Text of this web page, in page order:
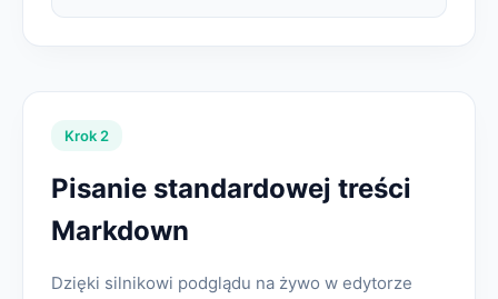
Krok 2
Pisanie standardowej treści
Markdown
Dzięki silnikowi podglądu na żywo w edytorze